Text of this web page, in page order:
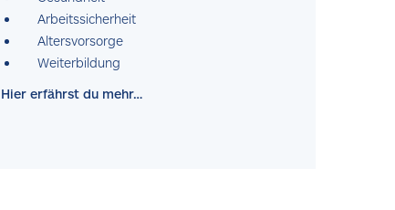
Arbeitssicherheit
Altersvorsorge
Weiterbildung
Hier erfährst du mehr…